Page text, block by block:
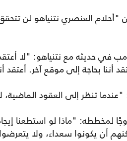
"أحلام العنصري نتنياهو لن
في حديثه مع نتنياهو: "لا
أننا بحاجة إلى موقع آخر.
تنظر إلى العقود
لمخططه: "ماذا لو استطعنا
أن يكونوا سعداء، ولا